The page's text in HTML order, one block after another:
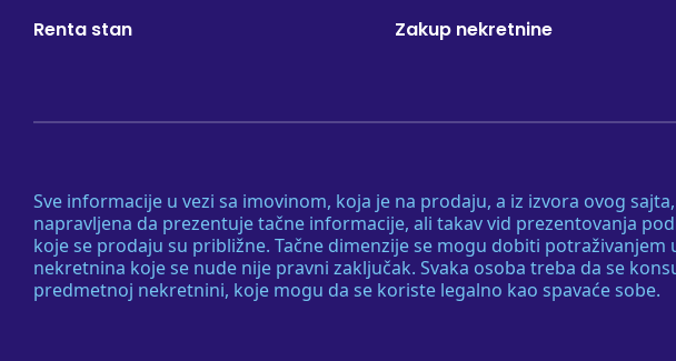
Sve informacije u vezi sa imovinom, koja je na prodaju, a iz izvora ovog
napravljena da prezentuje tačne informacije, ali takav vid prezentovanja
koje se prodaju su približne. Tačne dimenzije se mogu dobiti
nekretnina koje se nude nije pravni zaključak. Svaka osoba treba da se
predmetnoj nekretnini, koje mogu da se koriste legalno kao spavaće sobe.
Renta stan
Zakup nekretnine